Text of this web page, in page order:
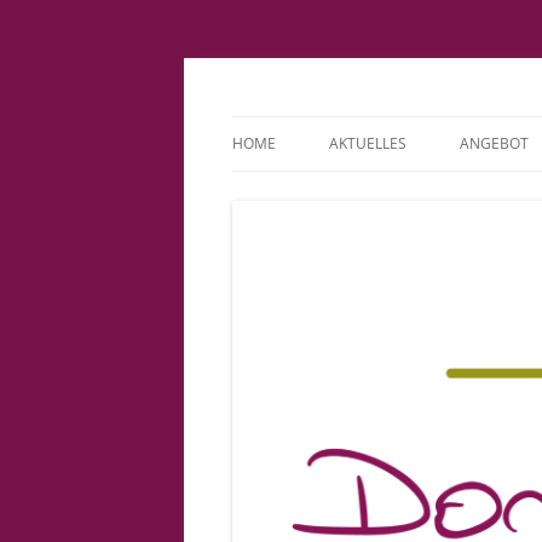
HOME AKTUELLES ANGEBOT